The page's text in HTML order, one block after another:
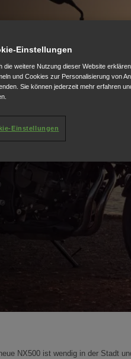
NX500 ist wendig in der Stadt
Einstellungen
die weitere Nutzung dieser Website
und Cookies zur Personalisierung von
Sie können jederzeit mehr erfahren
Einstellungen